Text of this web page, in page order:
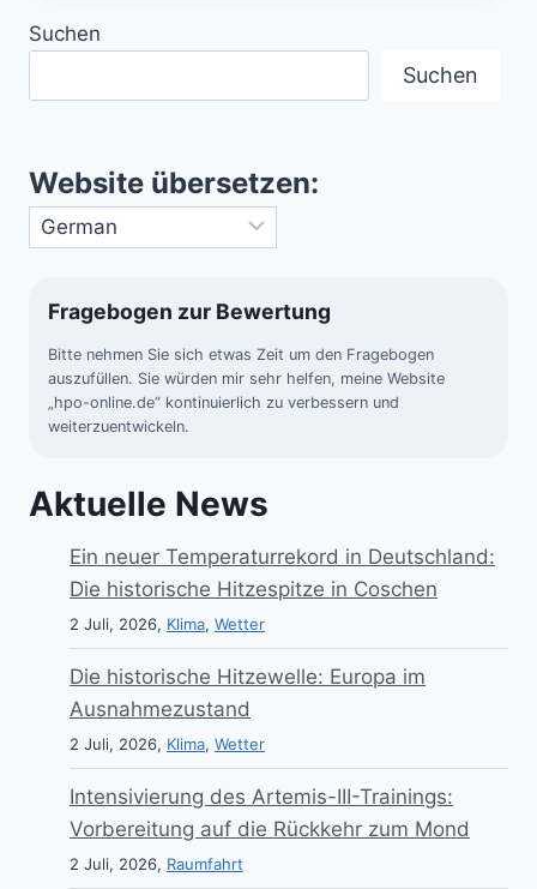
Suchen
Suchen
Website übersetzen:
Fragebogen zur Bewertung
Bitte nehmen Sie sich etwas Zeit um den Fragebogen
auszufüllen. Sie würden mir sehr helfen, meine Website
„hpo-online.de“ kontinuierlich zu verbessern und
weiterzuentwickeln.
Aktuelle News
Ein neuer Temperaturrekord in Deutschland:
Die historische Hitzespitze in Coschen
2 Juli, 2026, Klima, Wetter
Die historische Hitzewelle: Europa im
Ausnahmezustand
2 Juli, 2026, Klima, Wetter
Intensivierung des Artemis-III-Trainings:
Vorbereitung auf die Rückkehr zum Mond
2 Juli, 2026, Raumfahrt